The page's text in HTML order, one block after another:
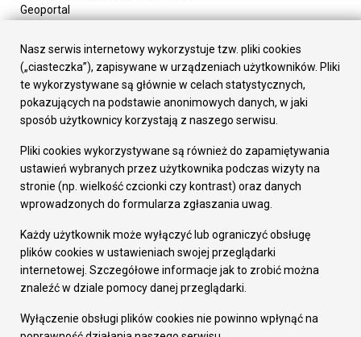
Geoportal
Załatw sprawę
Prezydent Miasta
Rada Miasta
Wydziały
Elektroniczna Skrzynka Podawcza
Gospodarka
Fundusze europejskie
Środki krajowe
Oferty inwestycyjne
Pozostałe
Deklaracja dostępności
Dane osobowe
Dodaj opinię o witrynie
Nasz serwis internetowy wykorzystuje tzw. pliki cookies
(„ciasteczka”), zapisywane w urządzeniach użytkowników. Pliki
te wykorzystywane są głównie w celach statystycznych,
pokazujących na podstawie anonimowych danych, w jaki
sposób użytkownicy korzystają z naszego serwisu.
Pliki cookies wykorzystywane są również do zapamiętywania
ustawień wybranych przez użytkownika podczas wizyty na
stronie (np. wielkość czcionki czy kontrast) oraz danych
wprowadzonych do formularza zgłaszania uwag.
Każdy użytkownik może wyłączyć lub ograniczyć obsługę
plików cookies w ustawieniach swojej przeglądarki
internetowej. Szczegółowe informacje jak to zrobić można
znaleźć w dziale pomocy danej przeglądarki.
Wyłączenie obsługi plików cookies nie powinno wpłynąć na